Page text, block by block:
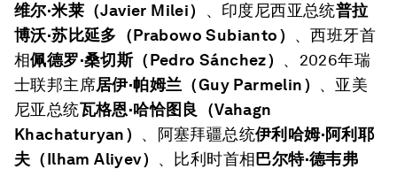
维尔·米莱（Javier Milei） 、印度尼西亚总统普拉
博沃·苏比延多（Prabowo Subianto） 、西班牙首
相佩德罗·桑切斯（Pedro Sánchez） 、2026年瑞
士联邦主席居伊·帕姆兰（Guy Parmelin） 、亚美
尼亚总统瓦格恩·哈恰图良（Vahagn
Khachaturyan） 、阿塞拜疆总统伊利哈姆·阿利耶
夫（Ilham Aliyev） 、比利时首相巴尔特·德韦弗